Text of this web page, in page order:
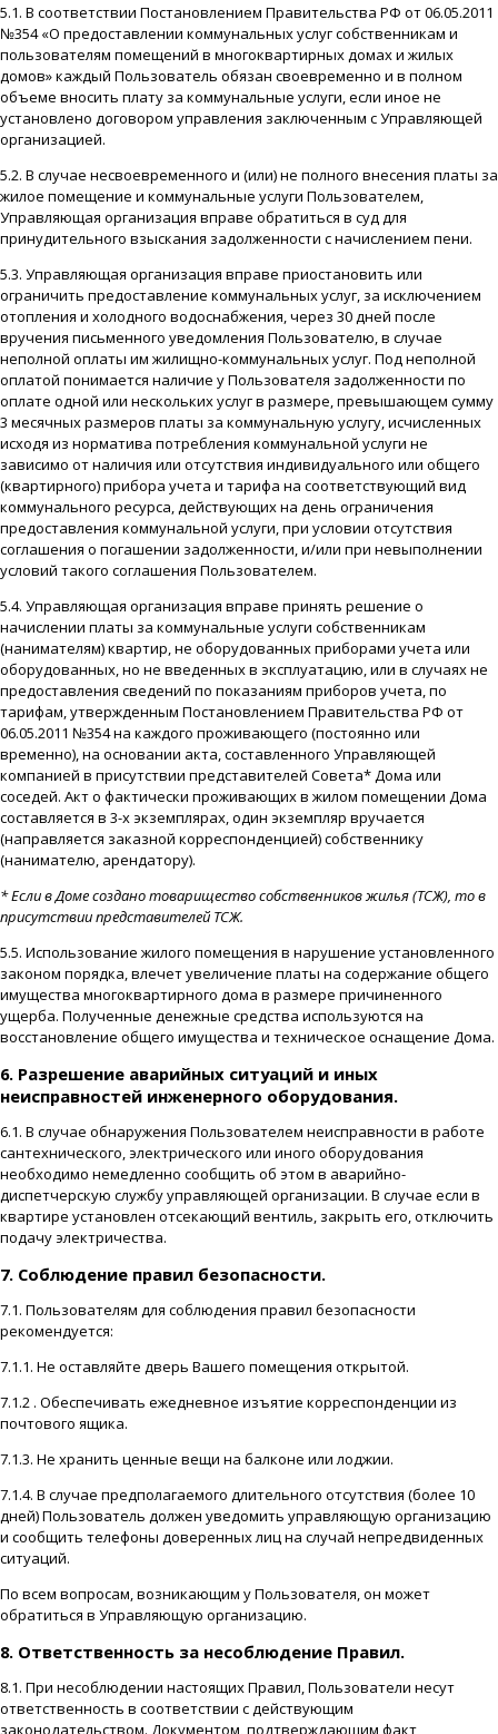
5.1. В соответствии Постановлением Правительства РФ от 06.05.2011
№354 «О предоставлении коммунальных услуг собственникам и
пользователям помещений в многоквартирных домах и жилых
домов» каждый Пользователь обязан своевременно и в полном
объеме вносить плату за коммунальные услуги, если иное не
установлено договором управления заключенным с Управляющей
организацией.
5.2. В случае несвоевременного и (или) не полного внесения платы за
жилое помещение и коммунальные услуги Пользователем,
Управляющая организация вправе обратиться в суд для
принудительного взыскания задолженности с начислением пени.
5.3. Управляющая организация вправе приостановить или
ограничить предоставление коммунальных услуг, за исключением
отопления и холодного водоснабжения, через 30 дней после
вручения письменного уведомления Пользователю, в случае
неполной оплаты им жилищно-коммунальных услуг. Под неполной
оплатой понимается наличие у Пользователя задолженности по
оплате одной или нескольких услуг в размере, превышающем сумму
3 месячных размеров платы за коммунальную услугу, исчисленных
исходя из норматива потребления коммунальной услуги не
зависимо от наличия или отсутствия индивидуального или общего
(квартирного) прибора учета и тарифа на соответствующий вид
коммунального ресурса, действующих на день ограничения
предоставления коммунальной услуги, при условии отсутствия
соглашения о погашении задолженности, и/или при невыполнении
условий такого соглашения Пользователем.
5.4. Управляющая организация вправе принять решение о
начислении платы за коммунальные услуги собственникам
(нанимателям) квартир, не оборудованных приборами учета или
оборудованных, но не введенных в эксплуатацию, или в случаях не
предоставления сведений по показаниям приборов учета, по
тарифам, утвержденным Постановлением Правительства РФ от
06.05.2011 №354 на каждого проживающего (постоянно или
временно), на основании акта, составленного Управляющей
компанией в присутствии представителей Совета* Дома или
соседей. Акт о фактически проживающих в жилом помещении Дома
составляется в 3-х экземплярах, один экземпляр вручается
(направляется заказной корреспонденцией) собственнику
(нанимателю, арендатору).
* Если в Доме создано товарищество собственников жилья (ТСЖ), то в
присутствии представителей ТСЖ.
5.5. Использование жилого помещения в нарушение установленного
законом порядка, влечет увеличение платы на содержание общего
имущества многоквартирного дома в размере причиненного
ущерба. Полученные денежные средства используются на
восстановление общего имущества и техническое оснащение Дома.
6. Разрешение аварийных ситуаций и иных
неисправностей инженерного оборудования.
6.1. В случае обнаружения Пользователем неисправности в работе
сантехнического, электрического или иного оборудования
необходимо немедленно сообщить об этом в аварийно-
диспетчерскую службу управляющей организации. В случае если в
квартире установлен отсекающий вентиль, закрыть его, отключить
подачу электричества.
7. Соблюдение правил безопасности.
7.1. Пользователям для соблюдения правил безопасности
рекомендуется:
7.1.1. Не оставляйте дверь Вашего помещения открытой.
7.1.2 . Обеспечивать ежедневное изъятие корреспонденции из
почтового ящика.
7.1.3. Не хранить ценные вещи на балконе или лоджии.
7.1.4. В случае предполагаемого длительного отсутствия (более 10
дней) Пользователь должен уведомить управляющую организацию
и сообщить телефоны доверенных лиц на случай непредвиденных
ситуаций.
По всем вопросам, возникающим у Пользователя, он может
обратиться в Управляющую организацию.
8. Ответственность за несоблюдение Правил.
8.1. При несоблюдении настоящих Правил, Пользователи несут
ответственность в соответствии с действующим
законодательством. Документом, подтверждающим факт